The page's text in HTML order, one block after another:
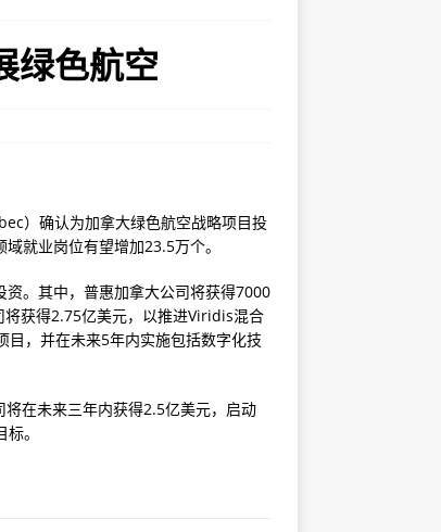
绿色航空
）确认为加拿大绿色航空战略项目投
就业岗位有望增加23.5万个。
。其中，普惠加拿大公司将获得7000
获得2.75亿美元，以推进Viridis混合
目，并在未来5年内实施包括数字化技
在未来三年内获得2.5亿美元，启动
。